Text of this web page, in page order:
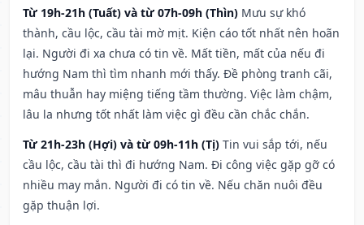
Từ 19h-21h (Tuất) và từ 07h-09h (Thìn) Mưu sự khó
thành, cầu lộc, cầu tài mờ mịt. Kiện cáo tốt nhất nên hoãn
lại. Người đi xa chưa có tin về. Mất tiền, mất của nếu đi
hướng Nam thì tìm nhanh mới thấy. Đề phòng tranh cãi,
mâu thuẫn hay miệng tiếng tầm thường. Việc làm chậm,
lâu la nhưng tốt nhất làm việc gì đều cần chắc chắn.
Từ 21h-23h (Hợi) và từ 09h-11h (Tị) Tin vui sắp tới, nếu
cầu lộc, cầu tài thì đi hướng Nam. Đi công việc gặp gỡ có
nhiều may mắn. Người đi có tin về. Nếu chăn nuôi đều
gặp thuận lợi.